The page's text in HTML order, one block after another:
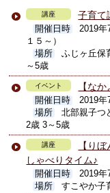
講座 子育て
開催日時
2019年
１５～）
場所
ふじヶ丘
～5歳
イベント 【な
開催日時
2019
場所
北部親子
2歳 3～5歳
講座
【り
しゃべりタイム♪
開催日時
2019年
場所
すこやか子